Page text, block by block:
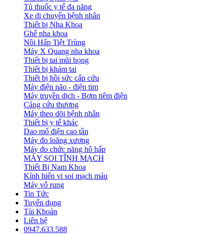
Tủ thuốc y tế đa năng
Xe di chuyển bệnh nhân
Thiết bị Nha Khoa
Ghế nha khoa
Nồi Hấp Tiệt Trùng
Máy X Quang nha khoa
Thiết bị tai mũi họng
Thiết bị khám tai
Thiết bị hồi sức cấp cứu
Máy điện não - điện tim
Máy truyền dịch - Bơm tiêm điện
Cáng cứu thương
Máy theo dõi bệnh nhân
Thiết bị y tế khác
Dao mổ điện cao tần
Máy đo loãng xương
Máy đo chức năng hô hấp
MÁY SOI TĨNH MẠCH
Thiết Bị Nam Khoa
Kính hiển vi soi mạch máu
Máy vỗ rung
Tin Tức
Tuyển dụng
Tài Khoản
Liên hệ
0947.633.588